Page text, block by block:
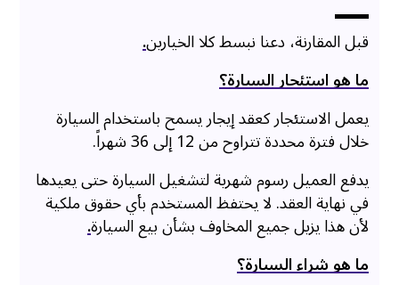
قبل المقارنة، دعنا نبسط كلا الخيارين.
ما هو استئجار السيارة؟
يعمل الاستئجار كعقد إيجار يسمح باستخدام السيارة
خلال فترة محددة تتراوح من 12 إلى 36 شهراً.
يدفع العميل رسوم شهرية لتشغيل السيارة حتى يعيدها
في نهاية العقد. لا يحتفظ المستخدم بأي حقوق ملكية
لأن هذا يزيل جميع المخاوف بشأن بيع السيارة.
ما هو شراء السيارة؟